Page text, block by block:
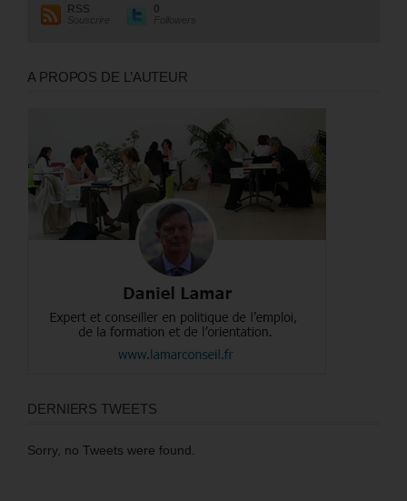
RSS
Souscrire
0
Followers
A PROPOS DE L’AUTEUR
DERNIERS TWEETS
Sorry, no Tweets were found.